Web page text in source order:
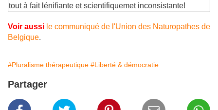
tout à fait lénifiante et scientifiquemet inconsistante!
Voir aussi le communiqué de l'Union des Naturopathes de
Belgique.
#Pluralisme thérapeutique #Liberté & démocratie
Partager